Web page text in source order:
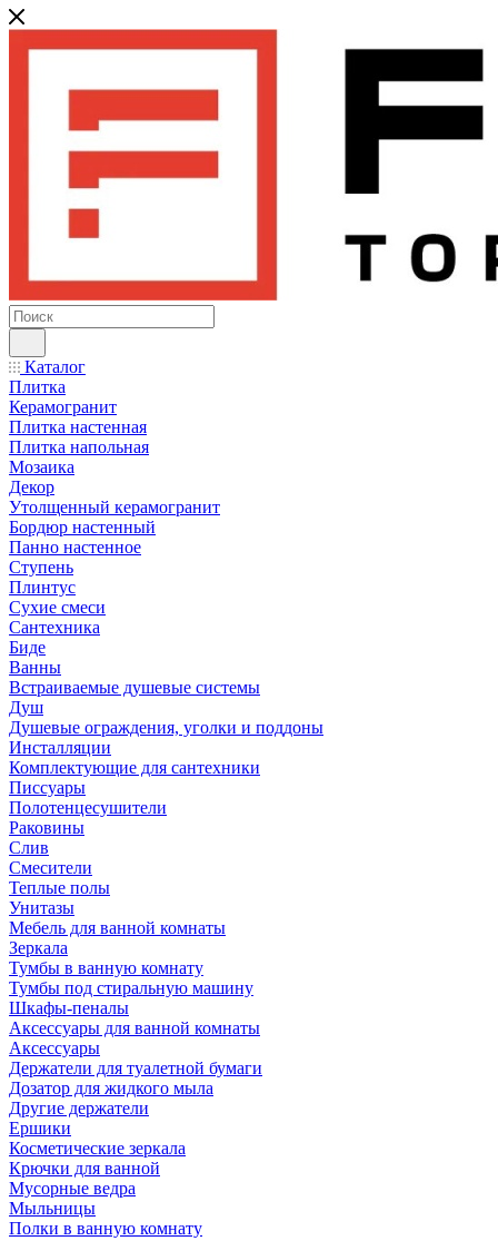
Каталог
Плитка
Керамогранит
Плитка настенная
Плитка напольная
Мозаика
Декор
Утолщенный керамогранит
Бордюр настенный
Панно настенное
Ступень
Плинтус
Сухие смеси
Сантехника
Биде
Ванны
Встраиваемые душевые системы
Душ
Душевые ограждения, уголки и поддоны
Инсталляции
Комплектующие для сантехники
Писсуары
Полотенцесушители
Раковины
Слив
Смесители
Теплые полы
Унитазы
Мебель для ванной комнаты
Зеркала
Тумбы в ванную комнату
Тумбы под стиральную машину
Шкафы-пеналы
Аксессуары для ванной комнаты
Аксессуары
Держатели для туалетной бумаги
Дозатор для жидкого мыла
Другие держатели
Ершики
Косметические зеркала
Крючки для ванной
Мусорные ведра
Мыльницы
Полки в ванную комнату